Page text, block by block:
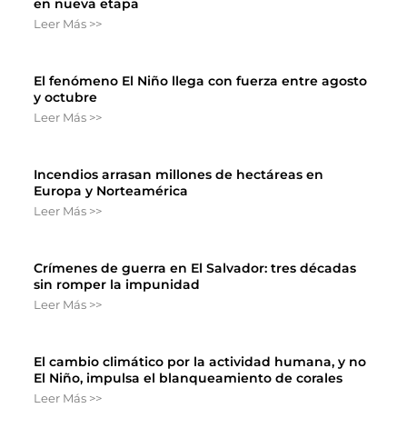
en nueva etapa
Leer Más >>
El fenómeno El Niño llega con fuerza entre agosto
y octubre
Leer Más >>
Incendios arrasan millones de hectáreas en
Europa y Norteamérica
Leer Más >>
Crímenes de guerra en El Salvador: tres décadas
sin romper la impunidad
Leer Más >>
El cambio climático por la actividad humana, y no
El Niño, impulsa el blanqueamiento de corales
Leer Más >>